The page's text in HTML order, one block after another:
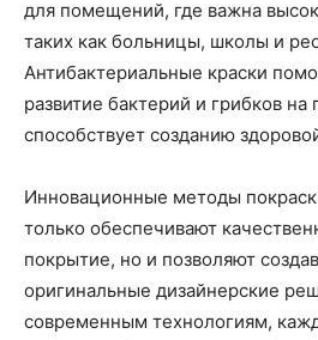
для помещений, где важна
таких как больницы, школы и
Антибактериальные краски
развитие бактерий и грибков на
способствует созданию
Инновационные методы
только обеспечивают
покрытие, но и позволяют
оригинальные дизайнерские
современным технологиям,